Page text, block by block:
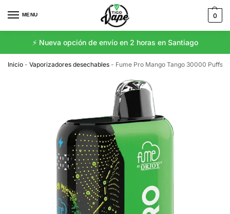
MENU 0
⚡️ Nueva opción de envío en 2 horas en Santiago
Inicio - Vaporizadores desechables - Fume Pro Mango Tango 30000 Puffs